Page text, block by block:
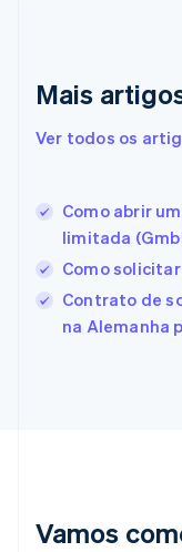
Mais
Ver todos os
Como abrir
limitada
Como
Contrato de
na Alemanha
Vamos
EnglishItaliano
Español English
Estônia
Finlândia
English Svenska
França
Gibraltar
English